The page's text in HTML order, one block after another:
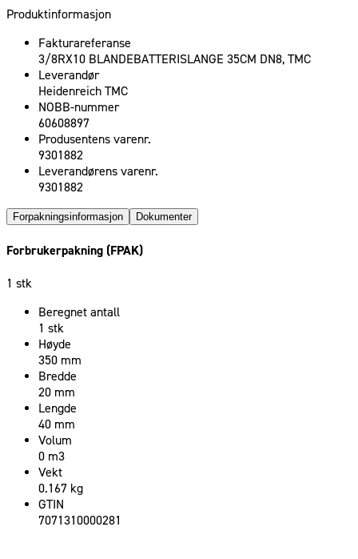
Produktinformasjon
Fakturareferanse
3/8RX10 BLANDEBATTERISLANGE 35CM DN8, TMC
Leverandør
Heidenreich TMC
NOBB-nummer
60608897
Produsentens varenr.
9301882
Leverandørens varenr.
9301882
Forpakningsinformasjon Dokumenter
Forbrukerpakning (FPAK)
1 stk
Beregnet antall
1 stk
Høyde
350 mm
Bredde
20 mm
Lengde
40 mm
Volum
0 m3
Vekt
0.167 kg
GTIN
7071310000281